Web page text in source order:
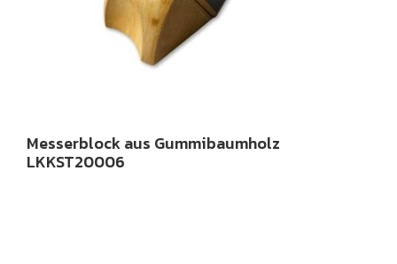
Messerblock aus Gummibaumholz
LKKST20006